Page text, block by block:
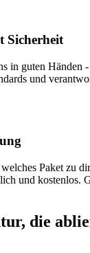
Sicherheit
in guten Händen
und
Paket zu
und kostenlos.
die